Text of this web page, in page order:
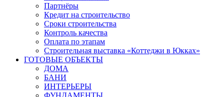
Партнёры
Кредит на строительство
Сроки строительства
Контроль качества
Оплата по этапам
Строительная выставка «Коттеджи в Юкках»
ГОТОВЫЕ ОБЪЕКТЫ
ДОМА
БАНИ
ИНТЕРЬЕРЫ
ФУНДАМЕНТЫ